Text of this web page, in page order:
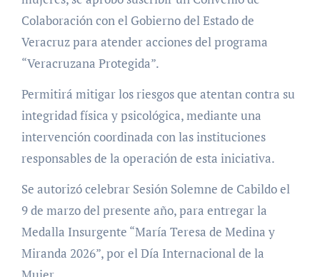
Colaboración con el Gobierno del Estado de
Veracruz para atender acciones del programa
“Veracruzana Protegida”.
Permitirá mitigar los riesgos que atentan contra su
integridad física y psicológica, mediante una
intervención coordinada con las instituciones
responsables de la operación de esta iniciativa.
Se autorizó celebrar Sesión Solemne de Cabildo el
9 de marzo del presente año, para entregar la
Medalla Insurgente “María Teresa de Medina y
Miranda 2026”, por el Día Internacional de la